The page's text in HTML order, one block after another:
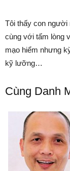
Tôi thấy con người
cùng với tấm lòng
mạo hiểm nhưng
kỹ lưỡng…
Cùng Danh